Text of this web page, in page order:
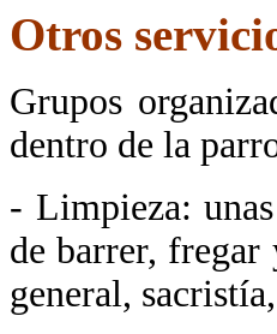
Otros
Grupos
dentro de la
- Limpieza:
de barrer, fregar
general,